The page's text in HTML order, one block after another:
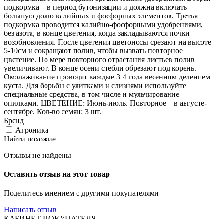
подкормка – в период бутонизации и должна включать
большую долю калийных и фосфорных элементов. Третья
подкормка проводится калийно-фосфорными удобрениями,
без азота, в конце цветения, когда закладываются почки
возобновления. После цветения цветоносы срезают на высоте
5-10см и сокращают полив, чтобы вызвать повторное
цветение. По мере повторного отрастания листьев полив
увеличивают. В конце осени стебли обрезают под корень.
Омолаживание проводят каждые 3-4 года весенним делением
куста. Для борьбы с улитками и слизнями используйте
специальные средства, в том числе и мульчирование
опилками. ЦВЕТЕНИЕ: Июнь-июль. Повторное – в августе-
сентябре. Кол-во семян: 3 шт.
Бренд
Агроника
Найти похожие
Отзывы не найдены
Оставить отзыв на этот товар
Поделитесь мнением с другими покупателями
Написать отзыв